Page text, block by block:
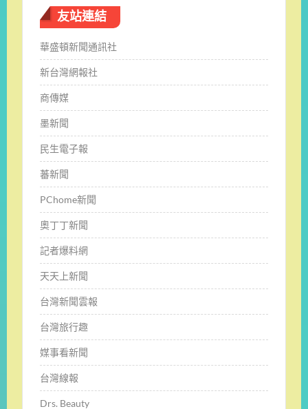
友站連結
華盛頓新聞通訊社
新台灣網報社
商傳媒
墨新聞
民生電子報
蕃新聞
PChome新聞
奧丁丁新聞
記者爆料網
天天上新聞
台灣新聞雲報
台灣旅行趣
媒事看新聞
台灣線報
Drs. Beauty